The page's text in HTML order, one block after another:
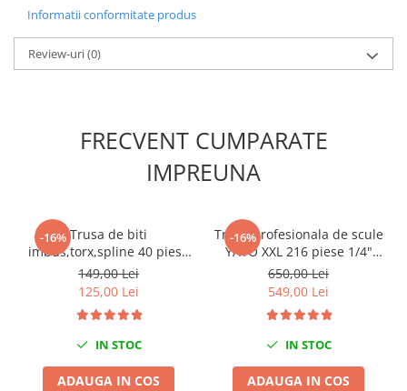
Opel
Peugeot
Suzuki
Universale
Volkswagen
Scule pentru tinichigerie
Scule Pneumatice
Accesorii Pneumatice
Informatii conformitate produs
Review-uri(0)
FRECVENT CUMPARATE
IMPREUNA
-16% Trusa de biti
imbus,torx,spline 40 piese
YATO
149,00 Lei
125,00 Lei
IN STOC
ADAUGA IN COS
-16%
Trusa profesionala de scule
YATO XXL 216 piese 1/4"
3/8" 1/2"
650,00 Lei
549,00 Lei
IN STOC
ADAUGA IN COS